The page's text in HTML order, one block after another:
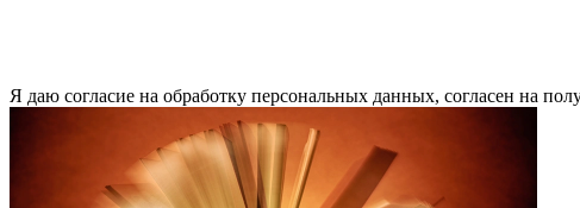
Я даю согласие на обработку персональных данных, согласен на